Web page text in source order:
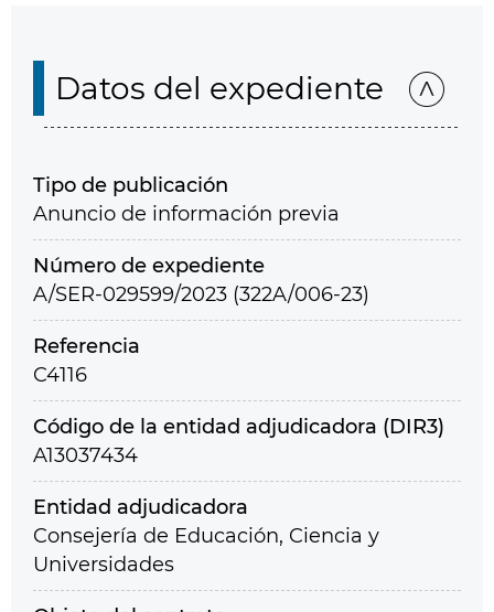
Datos del expediente
Tipo de publicación
Anuncio de información previa
Número de expediente
A/SER-029599/2023 (322A/006-23)
Referencia
C4116
Código de la entidad adjudicadora (DIR3)
A13037434
Entidad adjudicadora
Consejería de Educación, Ciencia y
Universidades